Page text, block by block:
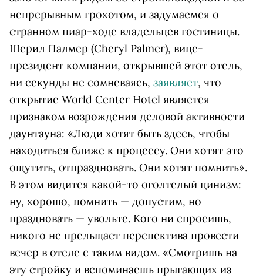
непрерывным грохотом, и задумаемся о
странном пиар-ходе владельцев гостиницы.
Шерил Палмер (Cheryl Palmer), вице-
президент компании, открывшей этот отель,
ни секунды не сомневаясь, заявляет, что
открытие World Center Hotel является
признаком возрождения деловой активности
даунтауна: «Люди хотят быть здесь, чтобы
находиться ближе к процессу. Они хотят это
ощутить, отпраздновать. Они хотят помнить».
В этом видится какой-то оголтелый цинизм:
ну, хорошо, помнить — допустим, но
праздновать — увольте. Кого ни спросишь,
никого не прельщает перспектива провести
вечер в отеле с таким видом. «Смотришь на
эту стройку и вспоминаешь прыгающих из